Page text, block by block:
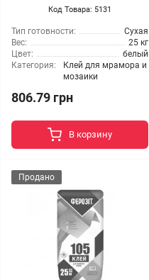
Код Товара: 5131
Тип готовности:
Сухая
Вес:
25 кг
Цвет:
белый
Категория:
Клей для мрамора и
мозаики
806.79 грн
В корзину
Продано